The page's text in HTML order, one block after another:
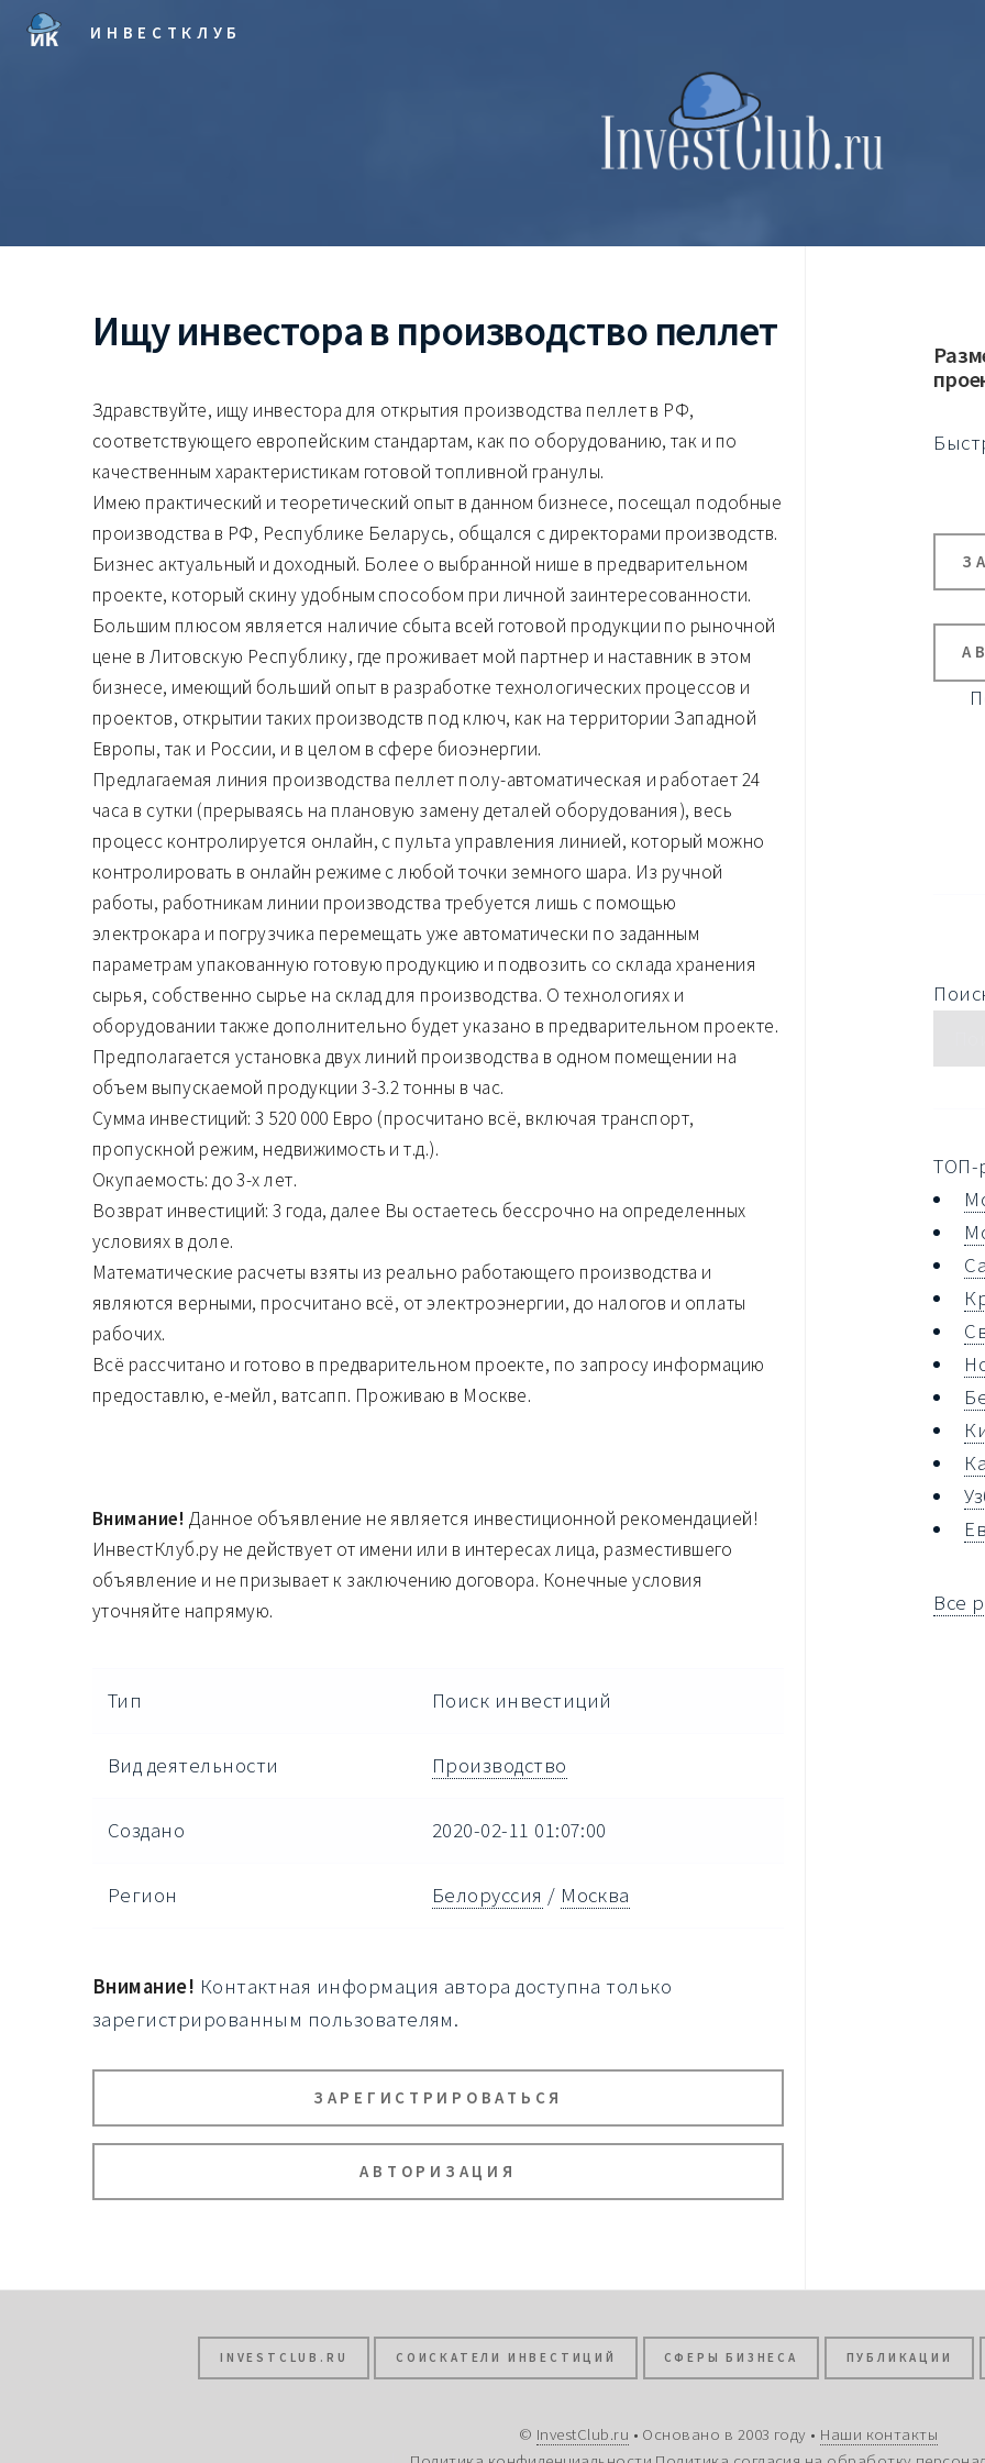
ИНВЕСТКЛУБ
Ищу инвестора в производство пеллет
Здравствуйте, ищу инвестора для открытия производства пеллет в РФ,
соответствующего европейским стандартам, как по оборудованию, так и по
качественным характеристикам готовой топливной гранулы.
Имею практический и теоретический опыт в данном бизнесе, посещал подобные
производства в РФ, Республике Беларусь, общался с директорами производств.
Бизнес актуальный и доходный. Более о выбранной нише в предварительном
проекте, который скину удобным способом при личной заинтересованности.
Большим плюсом является наличие сбыта всей готовой продукции по рыночной
цене в Литовскую Республику, где проживает мой партнер и наставник в этом
бизнесе, имеющий больший опыт в разработке технологических процессов и
проектов, открытии таких производств под ключ, как на территории Западной
Европы, так и России, и в целом в сфере биоэнергии.
Предлагаемая линия производства пеллет полу-автоматическая и работает 24
часа в сутки (прерываясь на плановую замену деталей оборудования), весь
процесс контролируется онлайн, с пульта управления линией, который можно
контролировать в онлайн режиме с любой точки земного шара. Из ручной
работы, работникам линии производства требуется лишь с помощью
электрокара и погрузчика перемещать уже автоматически по заданным
параметрам упакованную готовую продукцию и подвозить со склада хранения
сырья, собственно сырье на склад для производства. О технологиях и
оборудовании также дополнительно будет указано в предварительном проекте.
Предполагается установка двух линий производства в одном помещении на
объем выпускаемой продукции 3-3.2 тонны в час.
Сумма инвестиций: 3 520 000 Евро (просчитано всё, включая транспорт,
пропускной режим, недвижимость и т.д.).
Окупаемость: до 3-х лет.
Возврат инвестиций: 3 года, далее Вы остаетесь бессрочно на определенных
условиях в доле.
Математические расчеты взяты из реально работающего производства и
являются верными, просчитано всё, от электроэнергии, до налогов и оплаты
рабочих.
Всё рассчитано и готово в предварительном проекте, по запросу информацию
предоставлю, е-мейл, ватсапп. Проживаю в Москве.
Внимание! Данное объявление не является инвестиционной рекомендацией!
ИнвестКлуб.ру не действует от имени или в интересах лица, разместившего
объявление и не призывает к заключению договора. Конечные условия
уточняйте напрямую.
Тип Поиск инвестиций
Вид деятельности Производство
Создано 2020-02-11 01:07:00
Регион Белоруссия / Москва
Внимание! Контактная информация автора доступна только
зарегистрированным пользователям.
ЗАРЕГИСТРИРОВАТЬСЯ
АВТОРИЗАЦИЯ
ТОП-
Все
INVESTCLUB.RU СОИСКАТЕЛИ ИНВЕСТИЦИЙ СФЕРЫ БИЗНЕСА ПУБЛИКАЦИИ
© InvestClub.ru • Основано в 2003 году • Наши контакты